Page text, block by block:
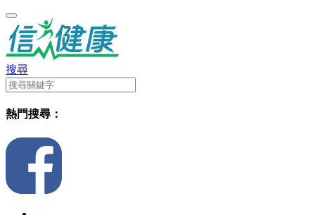
搜尋
熱門搜尋：